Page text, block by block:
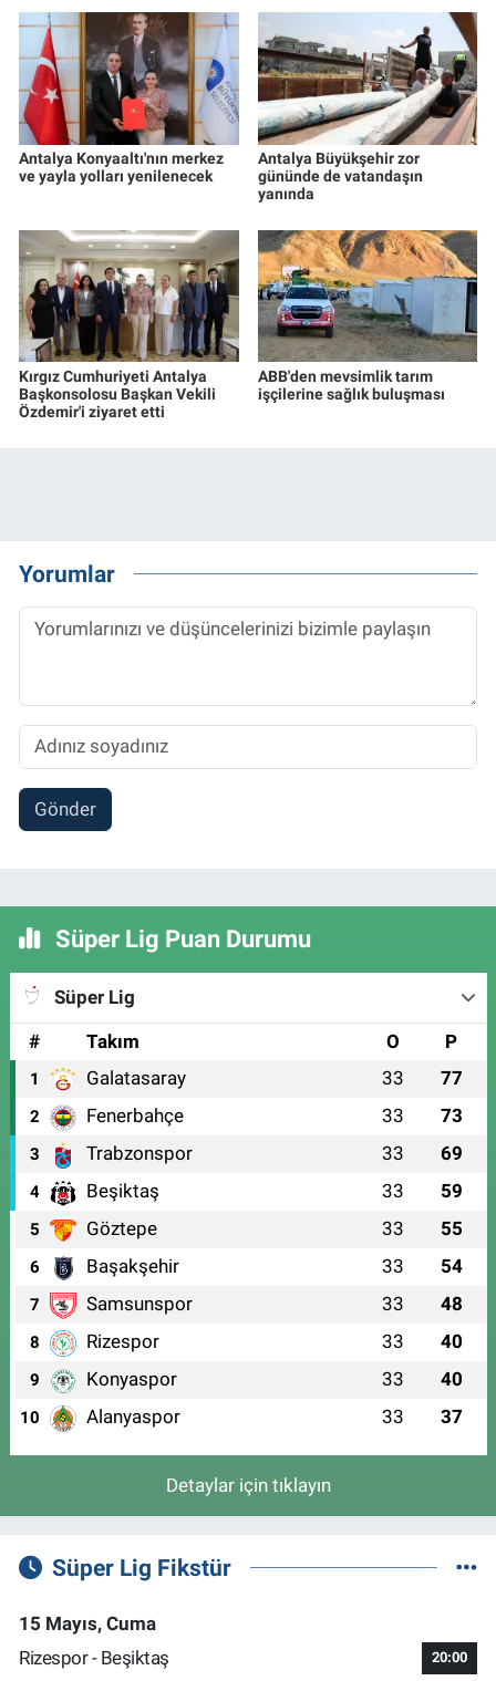
Antalya Konyaaltı'nın merkez
ve yayla yolları yenilenecek
Antalya Büyükşehir zor
gününde de vatandaşın
yanında
Kırgız Cumhuriyeti Antalya
Başkonsolosu Başkan Vekili
Özdemir'i ziyaret etti
ABB'den mevsimlik tarım
işçilerine sağlık buluşması
Yorumlar
Gönder
Süper Lig Puan Durumu
Süper Lig
#
Takım O P
1 Galatasaray 33 77
2 Fenerbahçe 33 73
3 Trabzonspor 33 69
4 Beşiktaş 33 59
5 Göztepe 33 55
6 Başakşehir 33 54
7 Samsunspor 33 48
8 Rizespor 33 40
9 Konyaspor 33 40
10 Alanyaspor 33 37
Detaylar için tıklayın
Süper Lig Fikstür
15 Mayıs, Cuma
Rizespor - Beşiktaş
20:00